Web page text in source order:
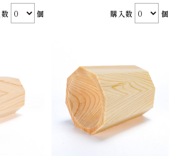
個 購入数 個